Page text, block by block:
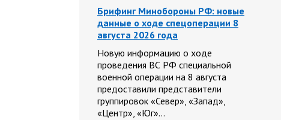
Брифинг Минобороны РФ: новые
данные о ходе спецоперации 8
августа 2026 года
Новую информацию о ходе
проведения ВС РФ специальной
военной операции на 8 августа
предоставили представители
группировок «Север», «Запад»,
«Центр», «Юг»…